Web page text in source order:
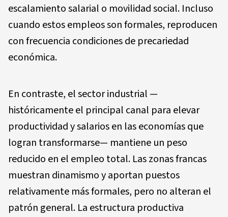
escalamiento salarial o movilidad social. Incluso
cuando estos empleos son formales, reproducen
con frecuencia condiciones de precariedad
económica.
En contraste, el sector industrial —
históricamente el principal canal para elevar
productividad y salarios en las economías que
logran transformarse— mantiene un peso
reducido en el empleo total. Las zonas francas
muestran dinamismo y aportan puestos
relativamente más formales, pero no alteran el
patrón general. La estructura productiva